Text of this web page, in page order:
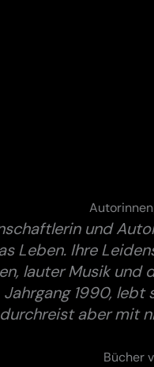
und
Leben. Ihre
lauter Musik und
1990, lebt
aber mit
Bücher